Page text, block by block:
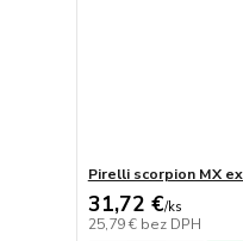
Pirelli scorpion MX
31,72 €/ks
25,79 € bez DPH